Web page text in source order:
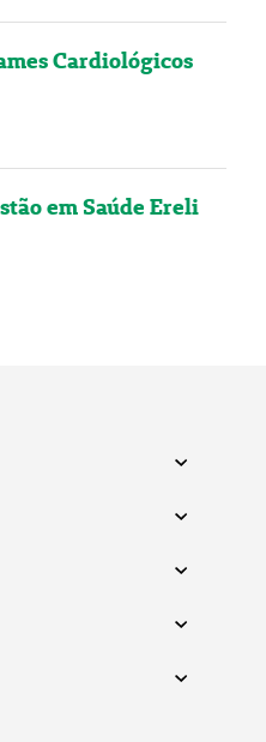
Cardiológicos
em Saúde Ereli